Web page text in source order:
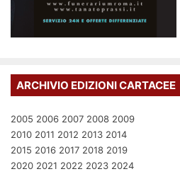
ARCHIVIO EDIZIONI CARTACEE
2005 2006 2007 2008 2009
2010 2011 2012 2013 2014
2015 2016 2017 2018 2019
2020 2021 2022 2023 2024